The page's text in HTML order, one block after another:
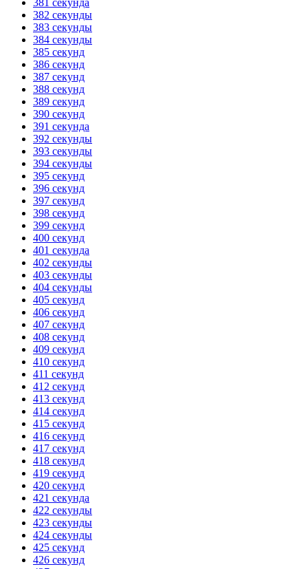
381 секунда
382 секунды
383 секунды
384 секунды
385 секунд
386 секунд
387 секунд
388 секунд
389 секунд
390 секунд
391 секунда
392 секунды
393 секунды
394 секунды
395 секунд
396 секунд
397 секунд
398 секунд
399 секунд
400 секунд
401 секунда
402 секунды
403 секунды
404 секунды
405 секунд
406 секунд
407 секунд
408 секунд
409 секунд
410 секунд
411 секунд
412 секунд
413 секунд
414 секунд
415 секунд
416 секунд
417 секунд
418 секунд
419 секунд
420 секунд
421 секунда
422 секунды
423 секунды
424 секунды
425 секунд
426 секунд